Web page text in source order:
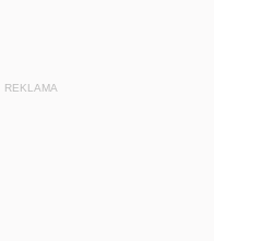
REKLAMA